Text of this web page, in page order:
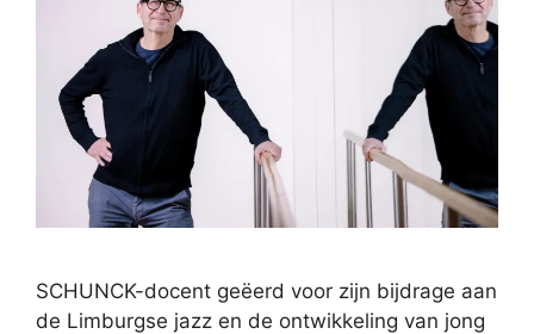
SCHUNCK-docent geëerd voor zijn bijdrage aan
de Limburgse jazz en de ontwikkeling van jong